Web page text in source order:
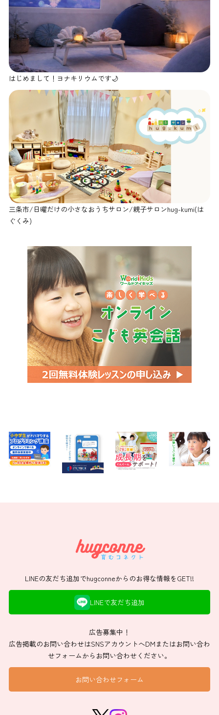
はじめまして！ヨナキリウムです🌙
三条市/日曜だけの小さなおうちサロン/親子サロンhug-kumi(は
ぐくみ)
LINEの友だち追加でhugconneからのお得な情報をGET!!
LINEで友だち追加
広告募集中！
広告掲載のお問い合わせはSNSアカウントへDMまたはお問い合わ
せフォームからお問い合わせください。
お問い合わせフォーム